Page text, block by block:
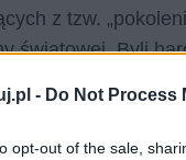
- Do Not Process
opt-out of the sale,
z tzw.
światowej. Byli
była
dnia kładli
w najmniejszy